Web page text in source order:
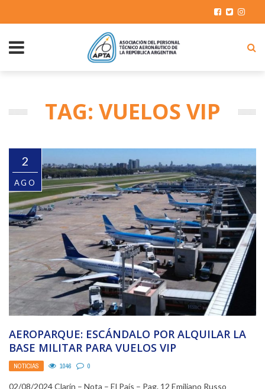
TAG: VUELOS VIP
2
AGO
AEROPARQUE: ESCÁNDALO POR ALQUILAR LA
BASE MILITAR PARA VUELOS VIP
NOTICIAS 1046 0
02/08/2024 Clarín – Nota – El País – Pag. 12 Emiliano Russo